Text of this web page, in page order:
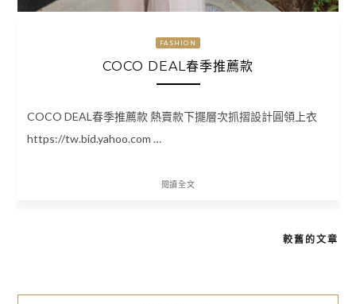
FASHION
COCO DEAL春季推薦款
COCO DEAL春季推薦款 熱賣款下擺層次抓摺設計圓領上衣
https://tw.bid.yahoo.com …
閱讀全文
導
較舊的文章